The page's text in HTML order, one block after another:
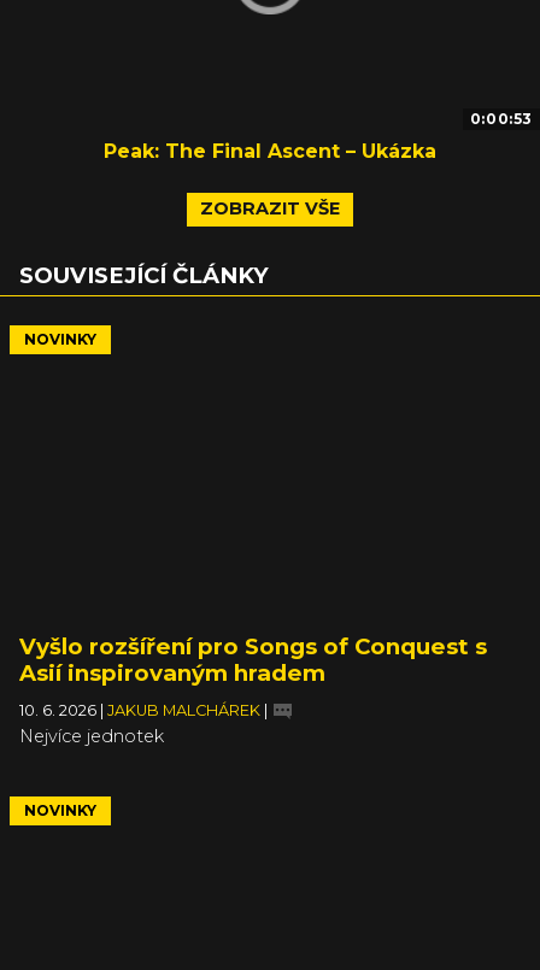
0:00:53
Peak: The Final Ascent – Ukázka
ZOBRAZIT VŠE
SOUVISEJÍCÍ ČLÁNKY
NOVINKY
Vyšlo rozšíření pro Songs of Conquest s
Asií inspirovaným hradem
10. 6. 2026 | JAKUB MALCHÁREK |
Nejvíce jednotek
NOVINKY